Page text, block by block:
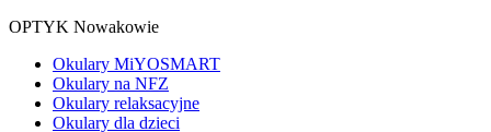
OPTYK Nowakowie
Okulary MiYOSMART
Okulary na NFZ
Okulary relaksacyjne
Okulary dla dzieci